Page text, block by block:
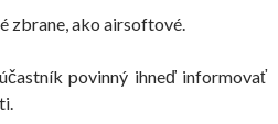
zbrane, ako airsoftové.
povinný ihneď informovať